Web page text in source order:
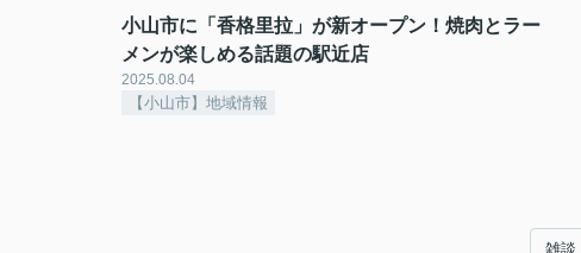
小山市に「香格里拉」が新オープン！焼肉とラー
メンが楽しめる話題の駅近店
2025.08.04
【小山市】地域情報
雑談